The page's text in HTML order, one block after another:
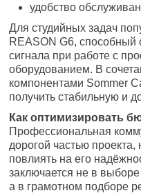
удобство
Для студийных задач
REASON G6, способный
сигнала при работе с
оборудованием. В
компонентами Sommer
получить стабильную и
Как оптимизировать
Профессиональная
дорогой частью
повлиять на его
заключается не в
а в грамотном подборе